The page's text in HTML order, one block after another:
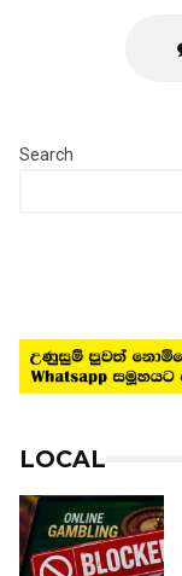
Search
LOCAL